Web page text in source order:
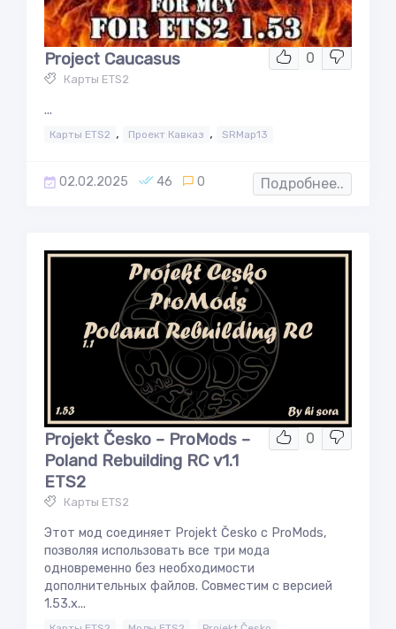
0
Project Caucasus
Карты ETS2
...
Карты ETS2 , Проект Кавказ , SRMap13
02.02.2025 46 0 Подробнее..
0
Projekt Česko – ProMods –
Poland Rebuilding RC v1.1
ETS2
Карты ETS2
Этот мод соединяет Projekt Česko с ProMods,
позволяя использовать все три мода
одновременно без необходимости
дополнительных файлов. Совместим с версией
1.53.x...